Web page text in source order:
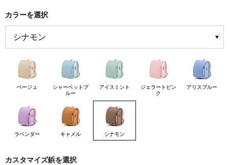
カラーを選択
ベージュ
シャーベットブ
ルー
アイスミント
ジェラートピン
ク
アリスブルー
ラベンダー キャメル シナモン
カスタマイズ鋲を選択